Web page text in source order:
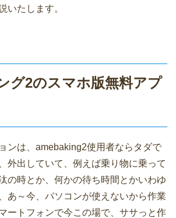
いたします。
グ2のスマホ版無料アプ
ンは、amebaking2使用者ならタダで
外出していて、例えば乗り物に乗って
の時とか、何かの待ち時間とかいわゆ
あ～今、パソコンが使えないから作業
ートフォンで今この場で、ササっと作